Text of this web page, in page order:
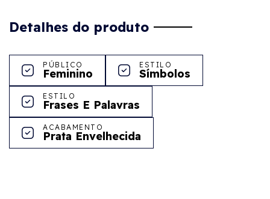
Detalhes do produto
PÚBLICO
Feminino
ESTILO
Símbolos
ESTILO
Frases E Palavras
ACABAMENTO
Prata Envelhecida